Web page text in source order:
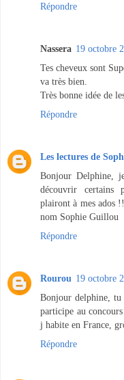
Répondre
Nassera 19 octobre
Tes cheveux sont
va très bien.
Très bonne idée de
Répondre
Les lectures de
Bonjour Delphine,
découvrir certains
plairont à mes ados
nom Sophie Guillou
Répondre
Rourou 19 octobre
Bonjour delphine, tu
participe au
j habite en France,
Répondre